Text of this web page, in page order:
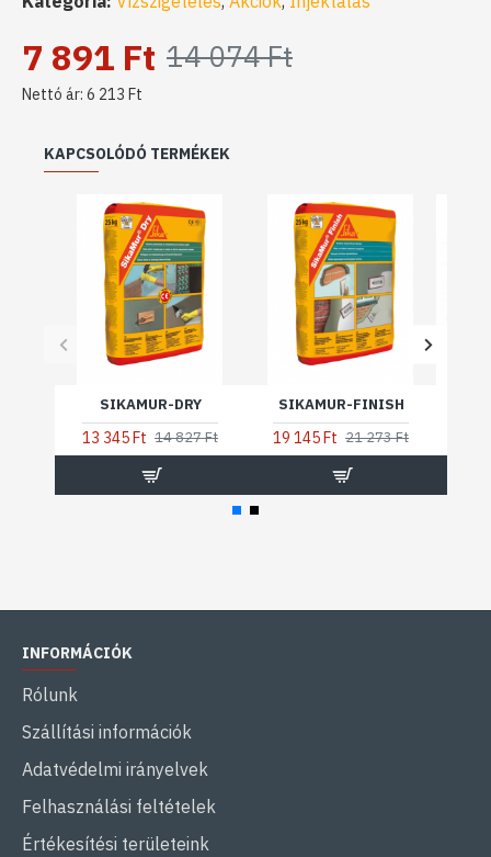
7 891 Ft 14 074 Ft
Nettó ár: 6 213 Ft
KAPCSOLÓDÓ TERMÉKEK
SIKAMUR-DRY
13 345 Ft 14 827 Ft
SIKAMUR-FINISH
19 145 Ft 21 273 Ft
INFORMÁCIÓK
Rólunk
Szállítási információk
Adatvédelmi irányelvek
Felhasználási feltételek
Értékesítési területeink